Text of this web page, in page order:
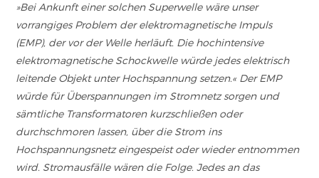
»Bei Ankunft einer solchen Superwelle wäre unser
vorrangiges Problem der elektromagnetische Impuls
(EMP), der vor der Welle herläuft. Die hochintensive
elektromagnetische Schockwelle würde jedes elektrisch
leitende Objekt unter Hochspannung setzen.« Der EMP
würde für Überspannungen im Stromnetz sorgen und
sämtliche Transformatoren kurzschließen oder
durchschmoren lassen, über die Strom ins
Hochspannungsnetz eingespeist oder wieder entnommen
wird. Stromausfälle wären die Folge. Jedes an das